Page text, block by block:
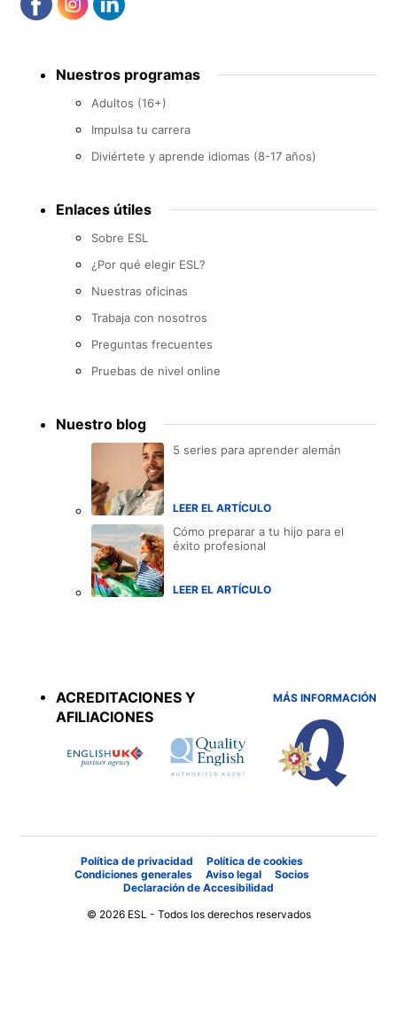
menu Nuestros programas
Adultos (16+)
Impulsa tu carrera
Diviértete y aprende idiomas (8-17 años)
Enlaces útiles
Sobre ESL
¿Por qué elegir ESL?
Nuestras oficinas
Trabaja con nosotros
Preguntas frecuentes
Pruebas de nivel online
Nuestro blog
5 series para aprender alemán
LEER EL ARTÍCULO
Cómo preparar a tu hijo para el
éxito profesional
LEER EL ARTÍCULO
ACREDITACIONES Y
AFILIACIONES
MÁS INFORMACIÓN
Política de privacidad
Política de cookies
Condiciones generales
Aviso legal
Socios
Declaración de Accesibilidad
© 2026 ESL - Todos los derechos reservados